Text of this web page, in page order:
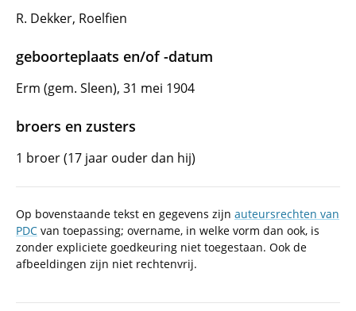
R. Dekker, Roelfien
geboorteplaats en/of -datum
Erm (gem. Sleen), 31 mei 1904
broers en zusters
1 broer (17 jaar ouder dan hij)
Op bovenstaande tekst en gegevens zijn auteursrechten van
PDC van toepassing; overname, in welke vorm dan ook, is
zonder expliciete goedkeuring niet toegestaan. Ook de
afbeeldingen zijn niet rechtenvrij.